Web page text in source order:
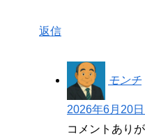
返信
モンチ
2026年6月20
コメントあり